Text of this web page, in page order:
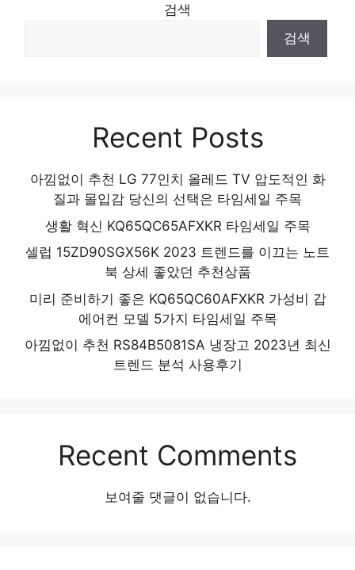
검색
검색
Recent Posts
아낌없이 추천 LG 77인치 올레드 TV 압도적인 화
질과 몰입감 당신의 선택은 타임세일 주목
생활 혁신 KQ65QC65AFXKR 타임세일 주목
셀럽 15ZD90SGX56K 2023 트렌드를 이끄는 노트
북 상세 좋았던 추천상품
미리 준비하기 좋은 KQ65QC60AFXKR 가성비 갑
에어컨 모델 5가지 타임세일 주목
아낌없이 추천 RS84B5081SA 냉장고 2023년 최신
트렌드 분석 사용후기
Recent Comments
보여줄 댓글이 없습니다.